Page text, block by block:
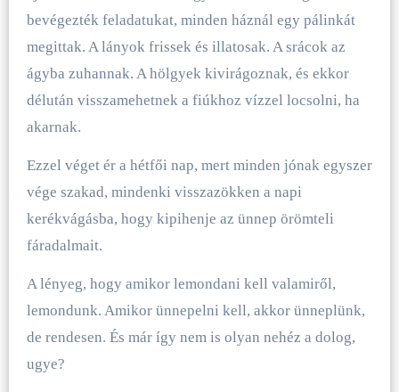
bevégezték feladatukat, minden háznál egy pálinkát
megittak. A lányok frissek és illatosak. A srácok az
ágyba zuhannak. A hölgyek kivirágoznak, és ekkor
délután visszamehetnek a fiúkhoz vízzel locsolni, ha
akarnak.
Ezzel véget ér a hétfői nap, mert minden jónak egyszer
vége szakad, mindenki visszazökken a napi
kerékvágásba, hogy kipihenje az ünnep örömteli
fáradalmait.
A lényeg, hogy amikor lemondani kell valamiről,
lemondunk. Amikor ünnepelni kell, akkor ünneplünk,
de rendesen. És már így nem is olyan nehéz a dolog,
ugye?